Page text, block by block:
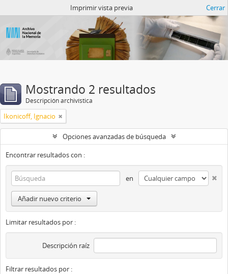
Imprimir vista previa Cerrar
Mostrando 2 resultados
Descripción archivística
Ikonicoff, Ignacio
Opciones avanzadas de búsqueda
Encontrar resultados con :
en
Añadir nuevo criterio
Limitar resultados por :
Descripción raíz
Filtrar resultados por :